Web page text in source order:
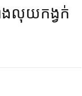
ងលុយ​កង្វក់​​